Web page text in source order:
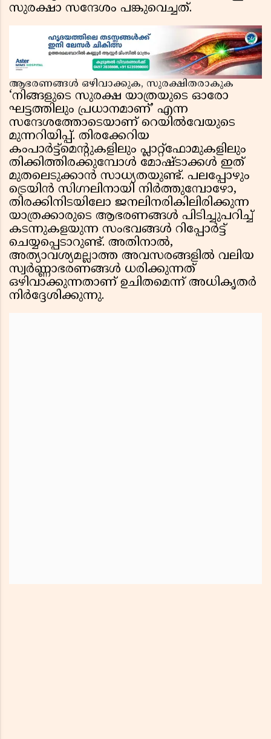
സുരക്ഷാ സന്ദേശം പങ്കുവെച്ചത്.
ആഭരണങ്ങൾ ഒഴിവാക്കുക, സുരക്ഷിതരാകുക
‘നിങ്ങളുടെ സുരക്ഷ യാത്രയുടെ ഓരോ
ഘട്ടത്തിലും പ്രധാനമാണ്’ എന്ന
സന്ദേശത്തോടെയാണ് റെയിൽവേയുടെ
മുന്നറിയിപ്പ്. തിരക്കേറിയ
കംപാർട്ട്മെന്റുകളിലും പ്ലാറ്റ്‌ഫോമുകളിലും
തിക്കിത്തിരക്കുമ്പോൾ മോഷ്ടാക്കൾ ഇത്
മുതലെടുക്കാൻ സാധ്യതയുണ്ട്. പലപ്പോഴും
ട്രെയിൻ സിഗ്നലിനായി നിർത്തുമ്പോഴോ,
തിരക്കിനിടയിലോ ജനലിനരികിലിരിക്കുന്ന
യാത്രക്കാരുടെ ആഭരണങ്ങൾ പിടിച്ചുപറിച്ച്
കടന്നുകളയുന്ന സംഭവങ്ങൾ റിപ്പോർട്ട്
ചെയ്യപ്പെടാറുണ്ട്. അതിനാൽ,
അത്യാവശ്യമല്ലാത്ത അവസരങ്ങളിൽ വലിയ
സ്വർണ്ണാഭരണങ്ങൾ ധരിക്കുന്നത്
ഒഴിവാക്കുന്നതാണ് ഉചിതമെന്ന് അധികൃതർ
നിർദ്ദേശിക്കുന്നു.